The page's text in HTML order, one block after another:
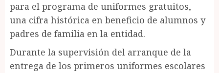
para el programa de uniformes gratuitos,
una cifra histórica en beneficio de alumnos y
padres de familia en la entidad.
Durante la supervisión del arranque de la
entrega de los primeros uniformes escolares